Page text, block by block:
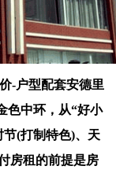
-户型配套安德里
色中环，从“好小
节(打制特色)、天
房租的前提是房